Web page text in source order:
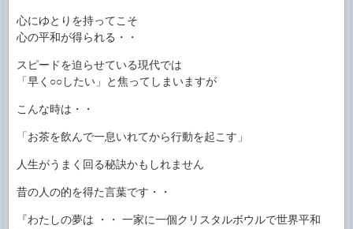
心にゆとりを持ってこそ
心の平和が得られる・・
スピードを迫らせている現代では
「早く○○したい」と焦ってしまいますが
こんな時は・・
「お茶を飲んで一息いれてから行動を起こす」
人生がうまく回る秘訣かもしれません
昔の人の的を得た言葉です・・
『わたしの夢は ・・ 一家に一個クリスタルボウルで世界平和